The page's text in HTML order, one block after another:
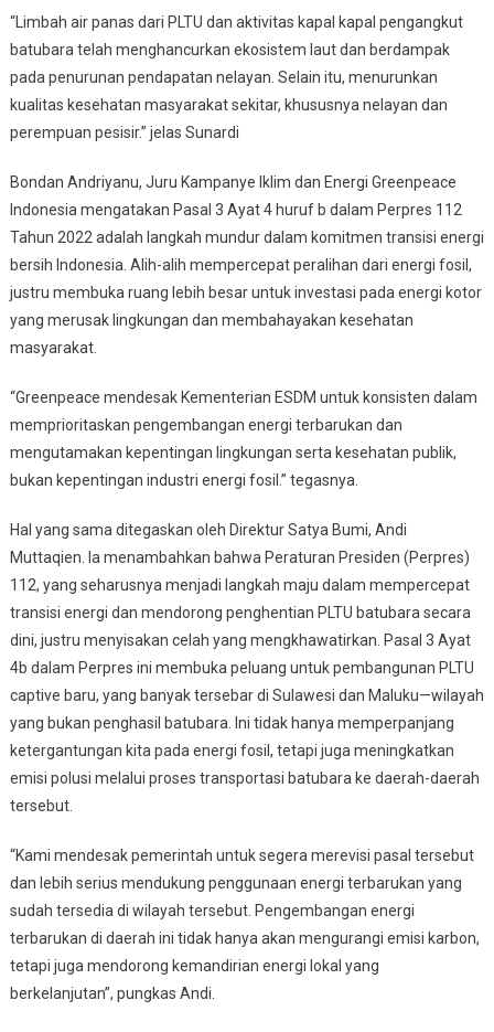
“Limbah air panas dari PLTU dan aktivitas kapal kapal pengangkut
batubara telah menghancurkan ekosistem laut dan berdampak
pada penurunan pendapatan nelayan. Selain itu, menurunkan
kualitas kesehatan masyarakat sekitar, khususnya nelayan dan
perempuan pesisir.” jelas Sunardi
Bondan Andriyanu, Juru Kampanye Iklim dan Energi Greenpeace
Indonesia mengatakan Pasal 3 Ayat 4 huruf b dalam Perpres 112
Tahun 2022 adalah langkah mundur dalam komitmen transisi energi
bersih Indonesia. Alih-alih mempercepat peralihan dari energi fosil,
justru membuka ruang lebih besar untuk investasi pada energi kotor
yang merusak lingkungan dan membahayakan kesehatan
masyarakat.
“Greenpeace mendesak Kementerian ESDM untuk konsisten dalam
memprioritaskan pengembangan energi terbarukan dan
mengutamakan kepentingan lingkungan serta kesehatan publik,
bukan kepentingan industri energi fosil.” tegasnya.
Hal yang sama ditegaskan oleh Direktur Satya Bumi, Andi
Muttaqien. Ia menambahkan bahwa Peraturan Presiden (Perpres)
112, yang seharusnya menjadi langkah maju dalam mempercepat
transisi energi dan mendorong penghentian PLTU batubara secara
dini, justru menyisakan celah yang mengkhawatirkan. Pasal 3 Ayat
4b dalam Perpres ini membuka peluang untuk pembangunan PLTU
captive baru, yang banyak tersebar di Sulawesi dan Maluku—wilayah
yang bukan penghasil batubara. Ini tidak hanya memperpanjang
ketergantungan kita pada energi fosil, tetapi juga meningkatkan
emisi polusi melalui proses transportasi batubara ke daerah-daerah
tersebut.
“Kami mendesak pemerintah untuk segera merevisi pasal tersebut
dan lebih serius mendukung penggunaan energi terbarukan yang
sudah tersedia di wilayah tersebut. Pengembangan energi
terbarukan di daerah ini tidak hanya akan mengurangi emisi karbon,
tetapi juga mendorong kemandirian energi lokal yang
berkelanjutan”, pungkas Andi.